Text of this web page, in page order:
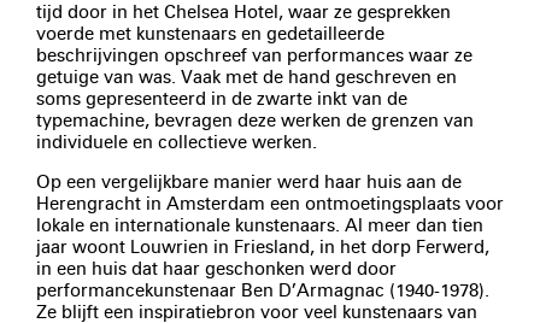
tijd door in het Chelsea Hotel, waar ze gesprekken
voerde met kunstenaars en gedetailleerde
beschrijvingen opschreef van performances waar ze
getuige van was. Vaak met de hand geschreven en
soms gepresenteerd in de zwarte inkt van de
typemachine, bevragen deze werken de grenzen van
individuele en collectieve werken.
Op een vergelijkbare manier werd haar huis aan de
Herengracht in Amsterdam een ontmoetingsplaats voor
lokale en internationale kunstenaars. Al meer dan tien
jaar woont Louwrien in Friesland, in het dorp Ferwerd,
in een huis dat haar geschonken werd door
performancekunstenaar Ben D’Armagnac (1940-1978).
Ze blijft een inspiratiebron voor veel kunstenaars van